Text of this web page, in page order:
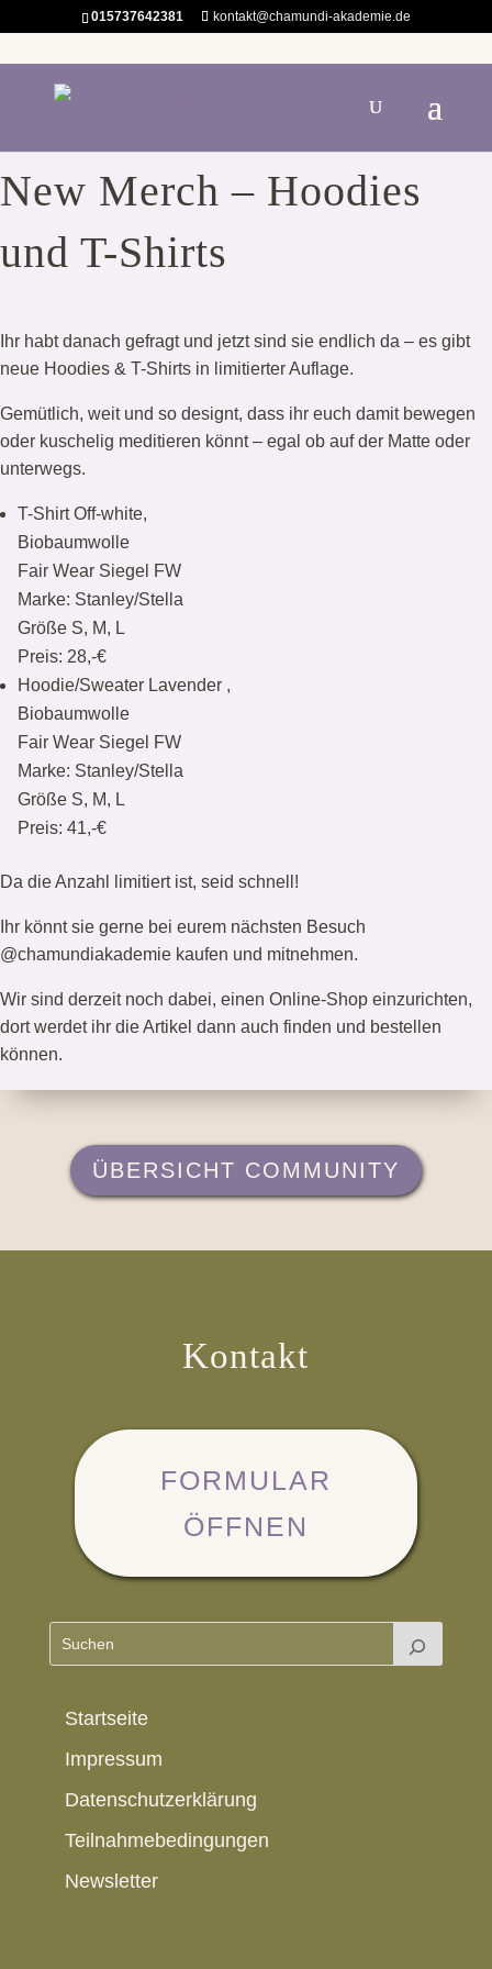
015737642381 kontakt@chamundi-akademie.de
New Merch – Hoodies
und T-Shirts
Ihr habt danach gefragt und jetzt sind sie endlich da – es gibt
neue Hoodies & T-Shirts in limitierter Auflage.
Gemütlich, weit und so designt, dass ihr euch damit bewegen
oder kuschelig meditieren könnt – egal ob auf der Matte oder
unterwegs.
T-Shirt Off-white,
Biobaumwolle
Fair Wear Siegel FW
Marke: Stanley/Stella
Größe S, M, L
Preis: 28,-€
Hoodie/Sweater Lavender ,
Biobaumwolle
Fair Wear Siegel FW
Marke: Stanley/Stella
Größe S, M, L
Preis: 41,-€
Da die Anzahl limitiert ist, seid schnell!
Ihr könnt sie gerne bei eurem nächsten Besuch
@chamundiakademie kaufen und mitnehmen.
Wir sind derzeit noch dabei, einen Online-Shop einzurichten,
dort werdet ihr die Artikel dann auch finden und bestellen
können.
ÜBERSICHT COMMUNITY
Kontakt
FORMULAR
ÖFFNEN
Startseite
Impressum
Datenschutzerklärung
Teilnahmebedingungen
Newsletter